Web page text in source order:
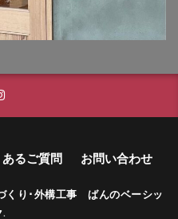
あるご質問 お問い合わせ
くり･外構工事 ばんのベーシッ
.
ードフェンス
ン
アマゾンジャラ